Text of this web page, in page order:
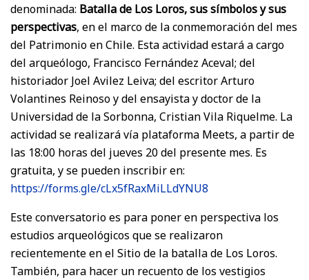
denominada: Batalla de Los Loros, sus símbolos y sus
perspectivas, en el marco de la conmemoración del mes
del Patrimonio en Chile. Esta actividad estará a cargo
del arqueólogo, Francisco Fernández Aceval; del
historiador Joel Avilez Leiva; del escritor Arturo
Volantines Reinoso y del ensayista y doctor de la
Universidad de la Sorbonna, Cristian Vila Riquelme. La
actividad se realizará vía plataforma Meets, a partir de
las 18:00 horas del jueves 20 del presente mes. Es
gratuita, y se pueden inscribir en:
https://forms.gle/cLx5fRaxMiLLdYNU8
Este conversatorio es para poner en perspectiva los
estudios arqueológicos que se realizaron
recientemente en el Sitio de la batalla de Los Loros.
También, para hacer un recuento de los vestigios